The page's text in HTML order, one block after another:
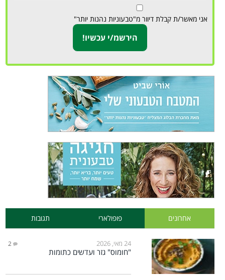
אני מאשר/ת קבלת דיוור מ"טבעוניות נהנות יותר"
אחרונים פופולארי תגובות
24 מאי, 2026 2
"חומוס" גזר ועדשים כתומות